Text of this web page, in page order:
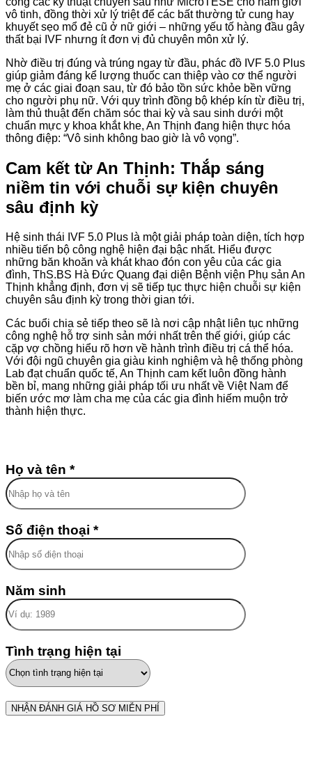
vô tinh, đồng thời xử lý triệt để các bất thường tử cung hay
khuyết sẹo mổ đẻ cũ ở nữ giới – những yếu tố hàng đầu gây
thất bại IVF nhưng ít đơn vị đủ chuyên môn xử lý.
Nhờ điều trị đúng và trúng ngay từ đầu, phác đồ IVF 5.0 Plus
giúp giảm đáng kể lượng thuốc can thiệp vào cơ thể người
mẹ ở các giai đoạn sau, từ đó bảo tồn sức khỏe bền vững
cho người phụ nữ. Với quy trình đồng bộ khép kín từ điều trị,
làm thủ thuật đến chăm sóc thai kỳ và sau sinh dưới một
chuẩn mực y khoa khắt khe, An Thịnh đang hiện thực hóa
thông điệp: “Vô sinh không bao giờ là vô vọng”.
Cam kết từ An Thịnh: Thắp sáng
niềm tin với chuỗi sự kiện chuyên
sâu định kỳ
Hệ sinh thái IVF 5.0 Plus là một giải pháp toàn diện, tích hợp
nhiều tiến bộ công nghệ hiện đại bậc nhất. Hiểu được
những băn khoăn và khát khao đón con yêu của các gia
đình, ThS.BS Hà Đức Quang đại diện Bệnh viện Phụ sản An
Thịnh khẳng định, đơn vị sẽ tiếp tục thực hiện chuỗi sự kiện
chuyên sâu định kỳ trong thời gian tới.
Các buổi chia sẻ tiếp theo sẽ là nơi cập nhật liên tục những
công nghệ hỗ trợ sinh sản mới nhất trên thế giới, giúp các
cặp vợ chồng hiểu rõ hơn về hành trình điều trị cá thể hóa.
Với đội ngũ chuyên gia giàu kinh nghiệm và hệ thống phòng
Lab đạt chuẩn quốc tế, An Thịnh cam kết luôn đồng hành
bền bỉ, mang những giải pháp tối ưu nhất về Việt Nam để
biến ước mơ làm cha mẹ của các gia đình hiếm muộn trở
thành hiện thực.
Họ và tên *
Số điện thoại *
Năm sinh
Tình trạng hiện tại